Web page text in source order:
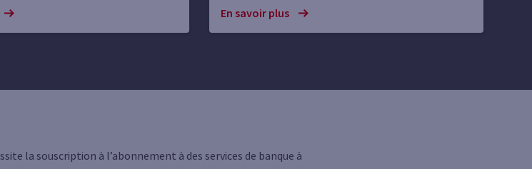
En savoir plus
la souscription à l’abonnement à des services de banque à